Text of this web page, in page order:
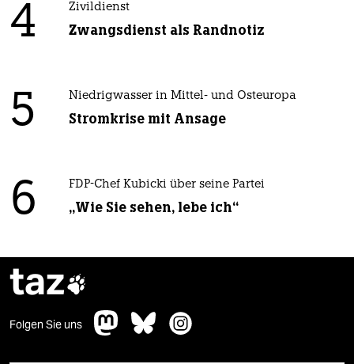
4 Zivildienst
Zwangsdienst als Randnotiz
5 Niedrigwasser in Mittel- und Osteuropa
Stromkrise mit Ansage
6 FDP-Chef Kubicki über seine Partei
„Wie Sie sehen, lebe ich“
taz
Folgen Sie uns